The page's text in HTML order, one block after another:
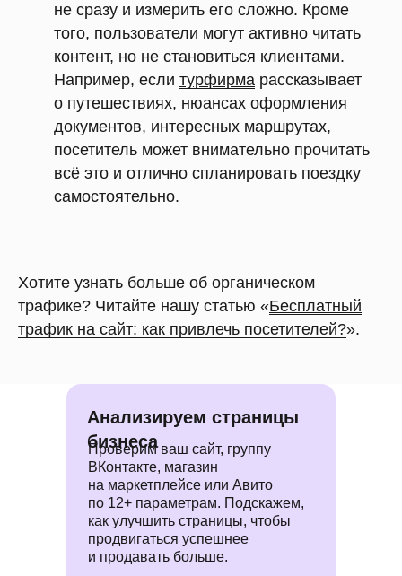
не сразу и измерить его сложно. Кроме
того, пользователи могут активно читать
контент, но не становиться клиентами.
Например, если турфирма рассказывает
о путешествиях, нюансах оформления
документов, интересных маршрутах,
посетитель может внимательно прочитать
всё это и отлично спланировать поездку
самостоятельно.
Хотите узнать больше об органическом
трафике? Читайте нашу статью «Бесплатный
трафик на сайт: как привлечь посетителей?».
Анализируем страницы
бизнеса
Проверим ваш сайт, группу
ВКонтакте, магазин
на маркетплейсе или Авито
по 12+ параметрам. Подскажем,
как улучшить страницы, чтобы
продвигаться успешнее
и продавать больше.